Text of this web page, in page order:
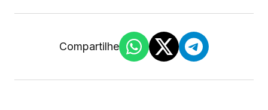
Compartilhe